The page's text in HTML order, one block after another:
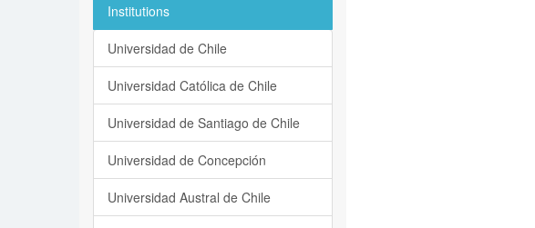
Institutions
Universidad de Chile
Universidad Católica de Chile
Universidad de Santiago de Chile
Universidad de Concepción
Universidad Austral de Chile